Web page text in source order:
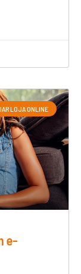
LOJA ONLINE
e-